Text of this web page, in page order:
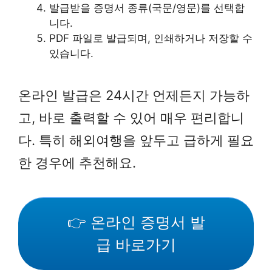
발급받을 증명서 종류(국문/영문)를 선택합
니다.
PDF 파일로 발급되며, 인쇄하거나 저장할 수
있습니다.
온라인 발급은 24시간 언제든지 가능하
고, 바로 출력할 수 있어 매우 편리합니
다. 특히 해외여행을 앞두고 급하게 필요
한 경우에 추천해요.
👉 온라인 증명서 발
급 바로가기